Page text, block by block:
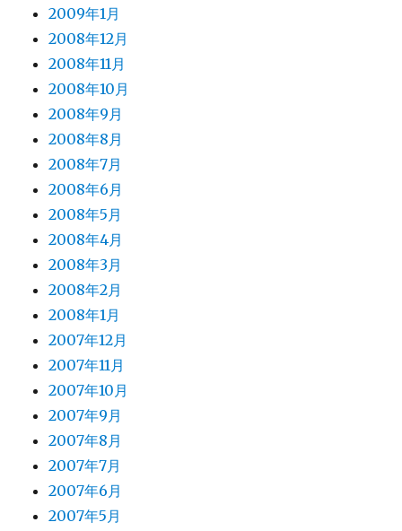
2009年1月
2008年12月
2008年11月
2008年10月
2008年9月
2008年8月
2008年7月
2008年6月
2008年5月
2008年4月
2008年3月
2008年2月
2008年1月
2007年12月
2007年11月
2007年10月
2007年9月
2007年8月
2007年7月
2007年6月
2007年5月